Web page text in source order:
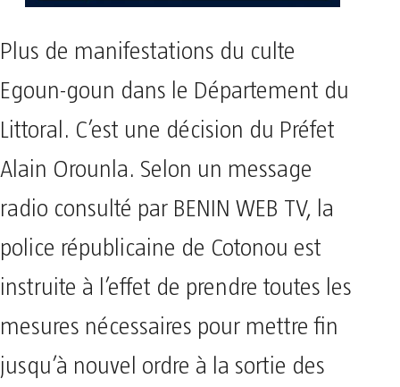
Plus de manifestations du culte
Egoun-goun dans le Département du
Littoral. C’est une décision du Préfet
Alain Orounla. Selon un message
radio consulté par BENIN WEB TV, la
police républicaine de Cotonou est
instruite à l’effet de prendre toutes les
mesures nécessaires pour mettre fin
jusqu’à nouvel ordre à la sortie des